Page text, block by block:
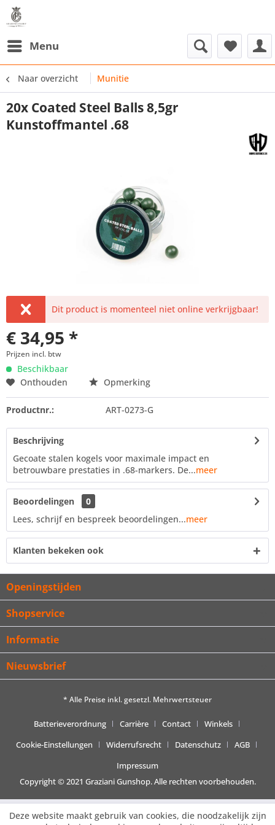
Menu
Naar overzicht Munitie
20x Coated Steel Balls 8,5gr
Kunstoffmantel .68
Dit product is momenteel niet online verkrijgbaar!
€ 34,95 *
Prijzen incl. btw
Beschikbaar
Onthouden
Opmerking
Productnr.: ART-0273-G
Beschrijving
Gecoate stalen kogels voor maximale impact en
betrouwbare prestaties in .68-markers. De...meer
Beoordelingen
0
Lees, schrijf en bespreek beoordelingen...meer
Klanten bekeken ook
Openingstijden
Shopservice
Informatie
Nieuwsbrief
* Alle Preise inkl. gesetzl. Mehrwertsteuer
Batterieverordnung Carrière Contact
Winkels
Cookie-Einstellungen
Widerrufsrecht Datenschutz
AGB
Impressum
Copyright © 2021 Graziani Gunshop. Alle rechten voorbehouden.
Deze website maakt gebruik van cookies, die noodzakelijk zijn